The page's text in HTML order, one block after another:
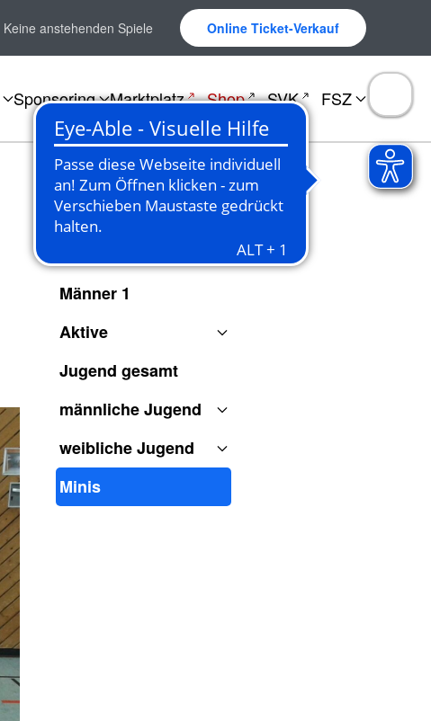
Keine anstehenden Spiele Online Ticket-Verkauf
Sponsoring Marktplatz Shop SVK FSZ
Spielberichte
Männer 1
Aktive
Jugend gesamt
männliche Jugend
weibliche Jugend
Minis